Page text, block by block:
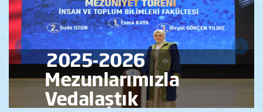
2025-2026
Mezunlarımızla
Vedalaştık